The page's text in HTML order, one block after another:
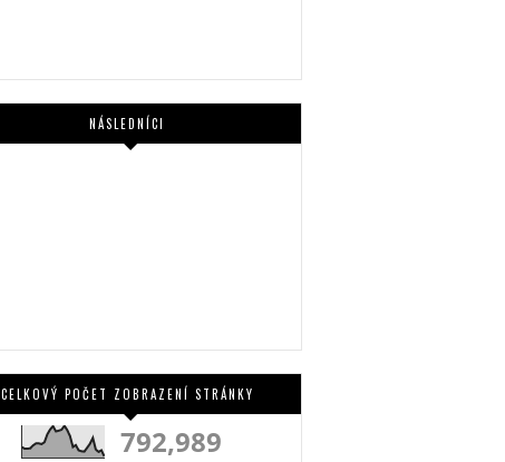
NÁSLEDNÍCI
CELKOVÝ POČET ZOBRAZENÍ STRÁNKY
792,989